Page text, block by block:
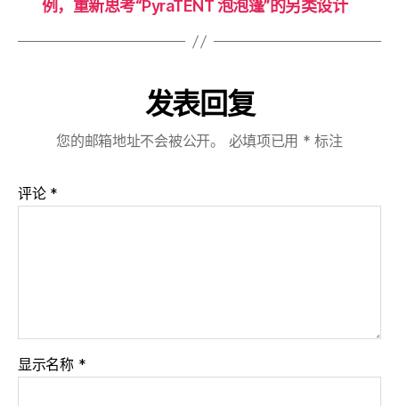
例，重新思考“PyraTENT 泡泡篷”的另类设计
发表回复
您的邮箱地址不会被公开。 必填项已用 * 标注
评论 *
显示名称 *